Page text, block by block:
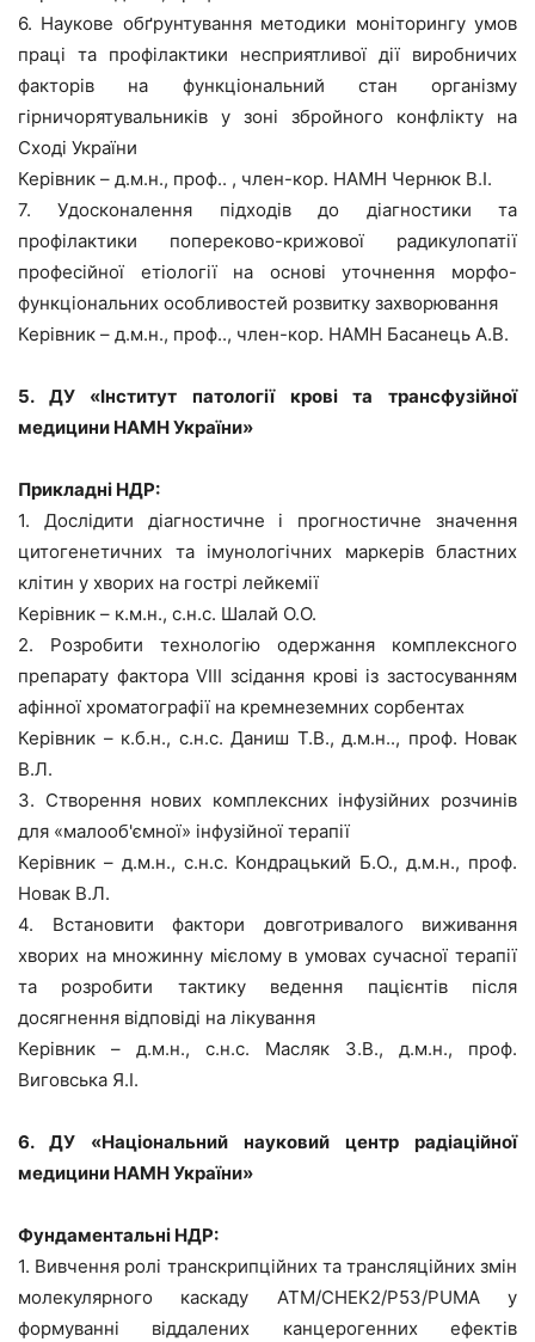
6. Наукове обґрунтування методики моніторингу умов
праці та профілактики несприятливої дії виробничих
факторів на функціональний стан організму
гірничорятувальників у зоні збройного конфлікту на
Сході України
Керівник – д.м.н., проф.. , член-кор. НАМН Чернюк В.І.
7. Удосконалення підходів до діагностики та
профілактики попереково-крижової радикулопатії
професійної етіології на основі уточнення морфо-
функціональних особливостей розвитку захворювання
Керівник – д.м.н., проф.., член-кор. НАМН Басанець А.В.
5. ДУ «Інститут патології крові та трансфузійної
медицини НАМН України»
Прикладні НДР:
1. Дослідити діагностичне і прогностичне значення
цитогенетичних та імунологічних маркерів бластних
клітин у хворих на гострі лейкемії
Керівник – к.м.н., с.н.с. Шалай О.О.
2. Розробити технологію одержання комплексного
препарату фактора VIII зсідання крові із застосуванням
афінної хроматографії на кремнеземних сорбентах
Керівник – к.б.н., с.н.с. Даниш Т.В., д.м.н.., проф. Новак
В.Л.
3. Створення нових комплексних інфузійних розчинів
для «малооб'ємної» інфузійної терапії
Керівник – д.м.н., с.н.с. Кондрацький Б.О., д.м.н., проф.
Новак В.Л.
4. Встановити фактори довготривалого виживання
хворих на множинну мієлому в умовах сучасної терапії
та розробити тактику ведення пацієнтів після
досягнення відповіді на лікування
Керівник – д.м.н., с.н.с. Масляк З.В., д.м.н., проф.
Виговська Я.І.
6. ДУ «Національний науковий центр радіаційної
медицини НАМН України»
Фундаментальні НДР:
1. Вивчення ролі транскрипційних та трансляційних змін
молекулярного каскаду ATM/CHEK2/P53/PUMA у
формуванні віддалених канцерогенних ефектів